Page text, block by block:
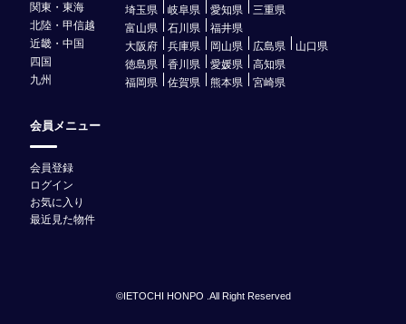
関東・東海 埼玉県 岐阜県 愛知県
三重県
北陸・甲信越
富山県 石川県
福井県
近畿・中国
大阪府 兵庫県 岡山県 広島県
山口県
四国
徳島県 香川県 愛媛県
高知県
九州
福岡県 佐賀県 熊本県 宮崎県
会員メニュー
会員登録
ログイン
お気に入り
最近見た物件
©IETOCHI HONPO .All Right Reserved